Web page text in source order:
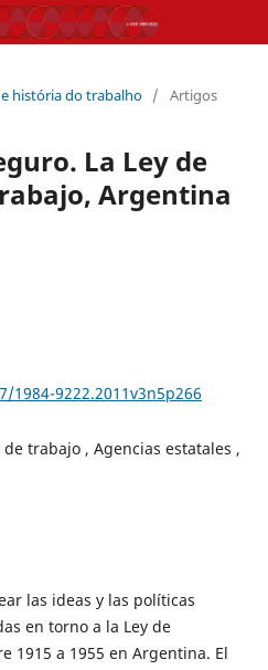
história do trabalho / Artigos
La Ley de
Argentina
9222.2011v3n5p266
trabajo , Agencias estatales ,
las ideas y las políticas
en torno a la Ley de
1915 a 1955 en Argentina. El